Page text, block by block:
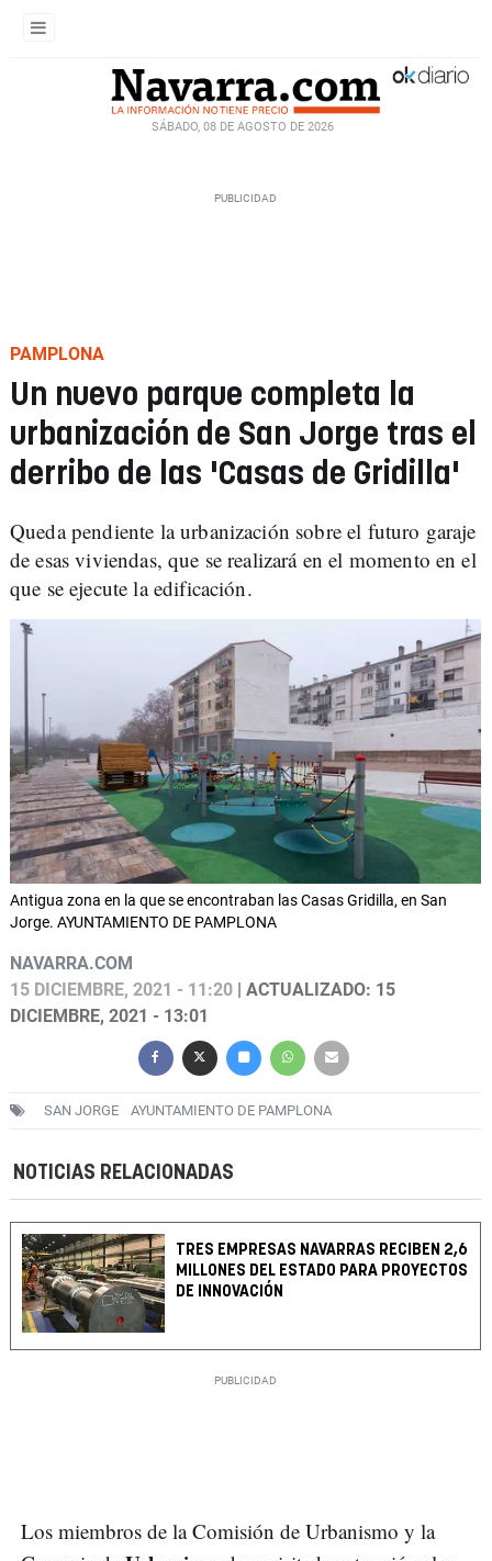
SÁBADO, 08 DE AGOSTO DE 2026
PAMPLONA
Un nuevo parque completa la
urbanización de San Jorge tras el
derribo de las 'Casas de Gridilla'
Queda pendiente la urbanización sobre el futuro garaje
de esas viviendas, que se realizará en el momento en el
que se ejecute la edificación.
Antigua zona en la que se encontraban las Casas Gridilla, en San
Jorge. AYUNTAMIENTO DE PAMPLONA
NAVARRA.COM
15 DICIEMBRE, 2021 - 11:20 | ACTUALIZADO: 15
DICIEMBRE, 2021 - 13:01
SAN JORGE AYUNTAMIENTO DE PAMPLONA
NOTICIAS RELACIONADAS
TRES EMPRESAS NAVARRAS RECIBEN 2,6
MILLONES DEL ESTADO PARA PROYECTOS
DE INNOVACIÓN
Los miembros de la Comisión de Urbanismo y la